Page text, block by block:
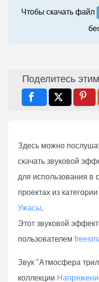
Чтобы скачать файл
Поделитесь
Здесь можно
скачать звуковой
для использования в
проектах из категории
Ужасы.
Этот звуковой
пользователем
Звук "Атмосфера
коллекции